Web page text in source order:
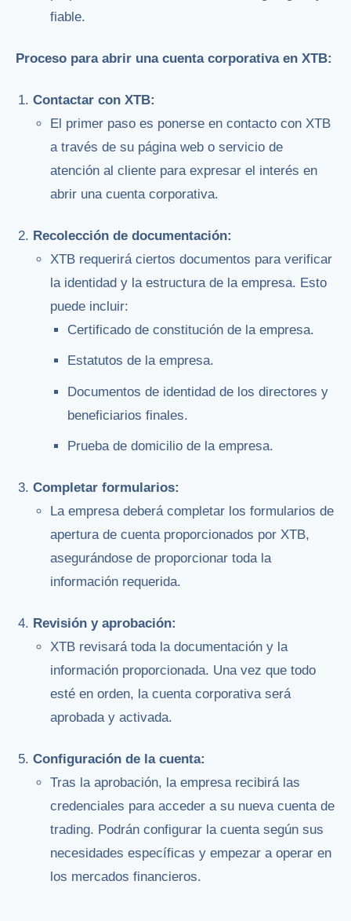
fiable.
Proceso para abrir una cuenta corporativa en XTB:
Contactar con XTB:
El primer paso es ponerse en contacto con XTB
a través de su página web o servicio de
atención al cliente para expresar el interés en
abrir una cuenta corporativa.
Recolección de documentación:
XTB requerirá ciertos documentos para verificar
la identidad y la estructura de la empresa. Esto
puede incluir:
Certificado de constitución de la empresa.
Estatutos de la empresa.
Documentos de identidad de los directores y
beneficiarios finales.
Prueba de domicilio de la empresa.
Completar formularios:
La empresa deberá completar los formularios de
apertura de cuenta proporcionados por XTB,
asegurándose de proporcionar toda la
información requerida.
Revisión y aprobación:
XTB revisará toda la documentación y la
información proporcionada. Una vez que todo
esté en orden, la cuenta corporativa será
aprobada y activada.
Configuración de la cuenta:
Tras la aprobación, la empresa recibirá las
credenciales para acceder a su nueva cuenta de
trading. Podrán configurar la cuenta según sus
necesidades específicas y empezar a operar en
los mercados financieros.